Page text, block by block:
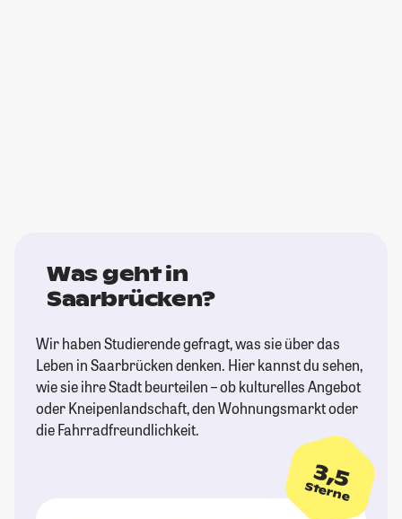
Was geht in
Saarbrücken?
Wir haben Studierende gefragt, was sie über das
Leben in Saarbrücken denken. Hier kannst du sehen,
wie sie ihre Stadt beurteilen – ob kulturelles Angebot
oder Kneipenlandschaft, den Wohnungsmarkt oder
die Fahrradfreundlichkeit.
3,5
Sterne